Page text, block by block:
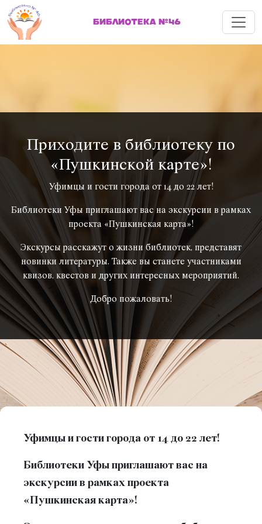
БИБЛИОТЕКА №46 Меню
Приходите в библиотеку по
«Пушкинской карте»!
Уфимцы и гости города от 14 до 22 лет!
Библиотеки Уфы приглашают вас на экскурсии в рамках
проекта «Пушкинская карта»!
Экскурсы расскажут о жизни библиотек, представят
новинки литературы. Также вы станете участниками
квизов, квестов и других интересных мероприятий.
Добро пожаловать!
Уфимцы и гости города от 14 до 22 лет!
Библиотеки Уфы приглашают вас на
экскурсии в рамках проекта
«Пушкинская карта»!